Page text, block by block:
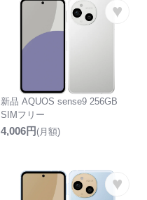
♥
新品 AQUOS sense9 256GB
SIMフリー
4,006円(月額)
♥